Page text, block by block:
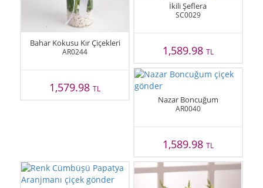
Bahar Kokusu Kır Çiçekleri
AR0244
1,579.98TL
İkili Şeflera
SC0029
1,589.98 TL
Nazar Boncuğum
AR0040
1,589.98 TL